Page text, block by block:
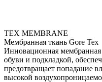
TEX MEMBRANE
Мембранная ткань Gore Tex
Инновационная
обуви и подкладкой,
предотвращает попадание
высокой